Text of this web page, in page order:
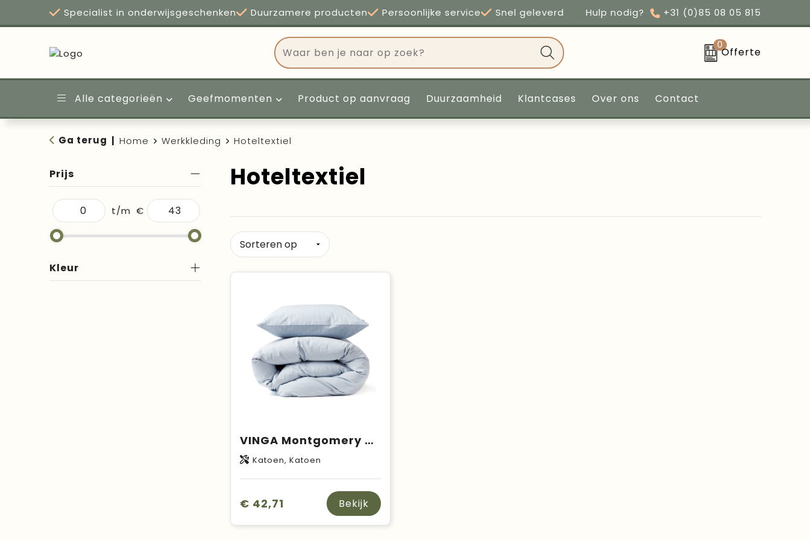
Specialist in onderwijsgeschenken Duurzamere producten Persoonlijke service Snel geleverd Hulp nodig? +31 (0)85 08 05 815
0
Offerte
Alle categorieën Geefmomenten Product op aanvraag Duurzaamheid Klantcases Over ons Contact
Ga terug Home Werkkleding Hoteltextiel
Prijs
t/m €
Kleur
Hoteltextiel
VINGA Montgomery premium katoenen beddengoed, 4-delige set
Katoen, Katoen
€ 42,71 Bekijk